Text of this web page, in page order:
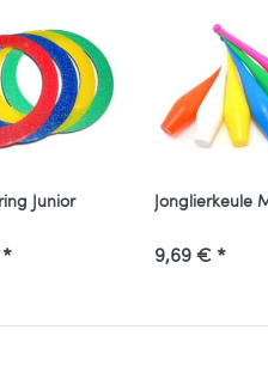
Junior
Jonglierkeule
9,69 € *